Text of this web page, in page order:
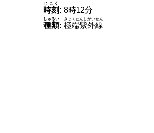
時刻
じこく
: 8時12分
種類
しゅるい
: 極端紫外線
きょくたんしがいせん